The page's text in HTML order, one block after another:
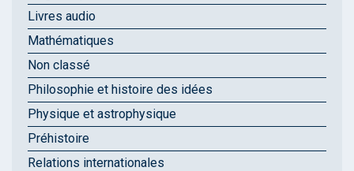
Livres audio
Mathématiques
Non classé
Philosophie et histoire des idées
Physique et astrophysique
Préhistoire
Relations internationales